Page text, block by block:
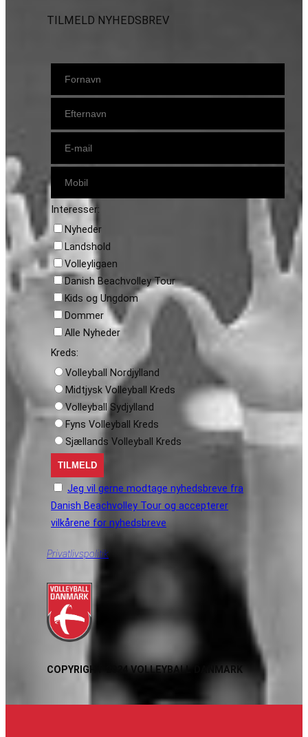
TILMELD NYHEDSBREV
Interesser:
Nyheder
Landshold
Volleyligaen
Danish Beachvolley Tour
Kids og Ungdom
Dommer
Alle Nyheder
Kreds:
Volleyball Nordjylland
Midtjysk Volleyball Kreds
Volleyball Sydjylland
Fyns Volleyball Kreds
Sjællands Volleyball Kreds
Jeg vil gerne modtage nyhedsbreve fra
Danish Beachvolley Tour og accepterer
vilkårene for nyhedsbreve
Privatlivspolitik
COPYRIGHT 2024 VOLLEYBALL DANMARK